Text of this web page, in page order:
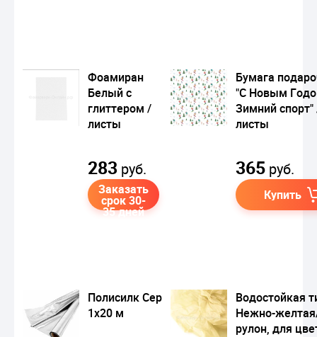
Фоамиран
Белый с
глиттером /
листы
283 руб.
Заказать
срок 30-
35 дней
Бумага
"С Новым
Зимний спорт"
листы
365 руб.
Купить
Полисилк Серебро,
1х20 м
Водостойкая
Нежно-
рулон, для